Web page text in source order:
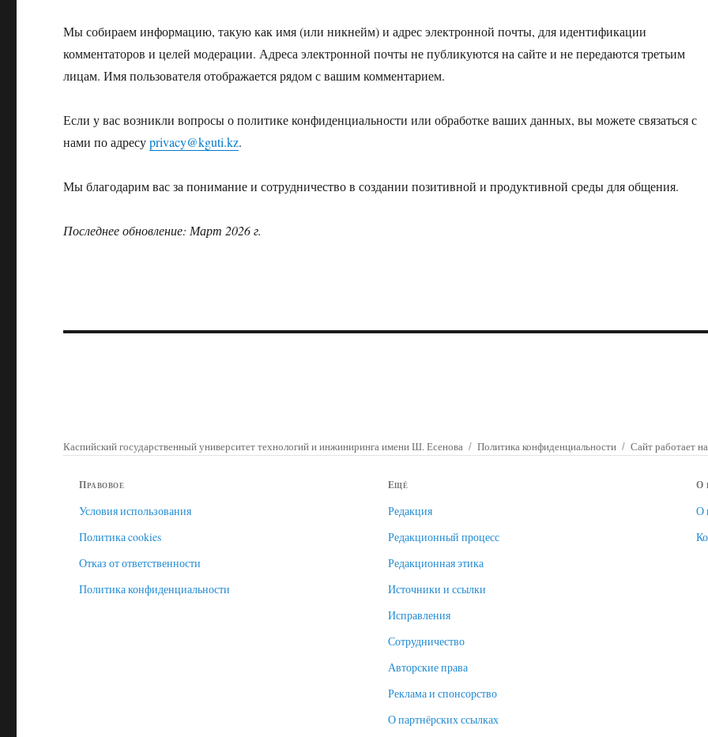
Мы собираем информацию, такую как имя (или никнейм) и адрес электронной почты, для идентификации
комментаторов и целей модерации. Адреса электронной почты не публикуются на сайте и не передаются третьим
лицам. Имя пользователя отображается рядом с вашим комментарием.
Если у вас возникли вопросы о политике конфиденциальности или обработке ваших данных, вы можете связаться с
нами по адресуprivacy@kguti.kz.
Мы благодарим вас за понимание и сотрудничество в создании позитивной и продуктивной среды для общения.
Последнее обновление: Март 2026 г.
Каспийский государственный университет технологий и инжиниринга имени Ш. Есенова Политика конфиденциальности Сайт работает
Правовое
Условия использования
Политика cookies
Отказ от ответственности
Политика конфиденциальности
Ещё
Редакция
Редакционный процесс
Редакционная этика
Источники и ссылки
Исправления
Сотрудничество
Авторские права
Реклама и спонсорство
О партнёрских ссылках
О
О